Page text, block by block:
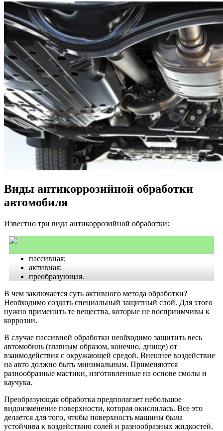
Виды антикоррозийной обработки
автомобиля
Известно три вида антикоррозийной обработки:
пассивная;
активная;
преобразующая.
В чем заключается суть активного метода обработки?
Необходимо создать специальный защитный слой. Для этого
нужно применить те вещества, которые не восприимчивы к
коррозии.
В случае пассивной обработки необходимо защитить весь
автомобиль (главным образом, конечно, днище) от
взаимодействия с окружающей средой. Внешнее воздействие
на авто должно быть минимальным. Применяются
разнообразные мастики, изготовленные на основе смолы и
каучука.
Преобразующая обработка предполагает небольшое
видоизменение поверхности, которая окислилась. Все это
делается для того, чтобы поверхность машины была
устойчива к воздействию солей и разнообразных жидкостей.